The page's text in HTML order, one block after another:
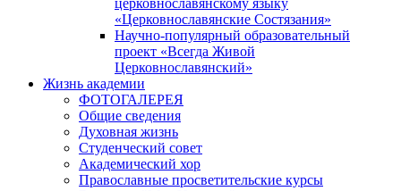
«Церковнославянские Состязания»
Научно-популярный образовательный
проект «Всегда Живой
Церковнославянский»
Жизнь академии
ФОТОГАЛЕРЕЯ
Общие сведения
Духовная жизнь
Студенческий совет
Академический хор
Православные просветительские курсы